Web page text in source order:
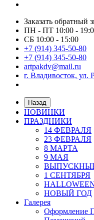
Заказать обратный
ПН - ПТ 10:00 -
СБ 10:00 - 15:00
+7 (914) 345-50-80
+7 (914) 345-50-80
artpakdv@mail.ru
г. Владивосток, ул.
Назад
НОВИНКИ
ПРАЗДНИКИ
14 ФЕВРАЛЯ
23 ФЕВРАЛЯ
8 МАРТА
9 МАЯ
1 СЕНТЯБРЯ
НОВЫЙ ГОД
Галерея
Оформление